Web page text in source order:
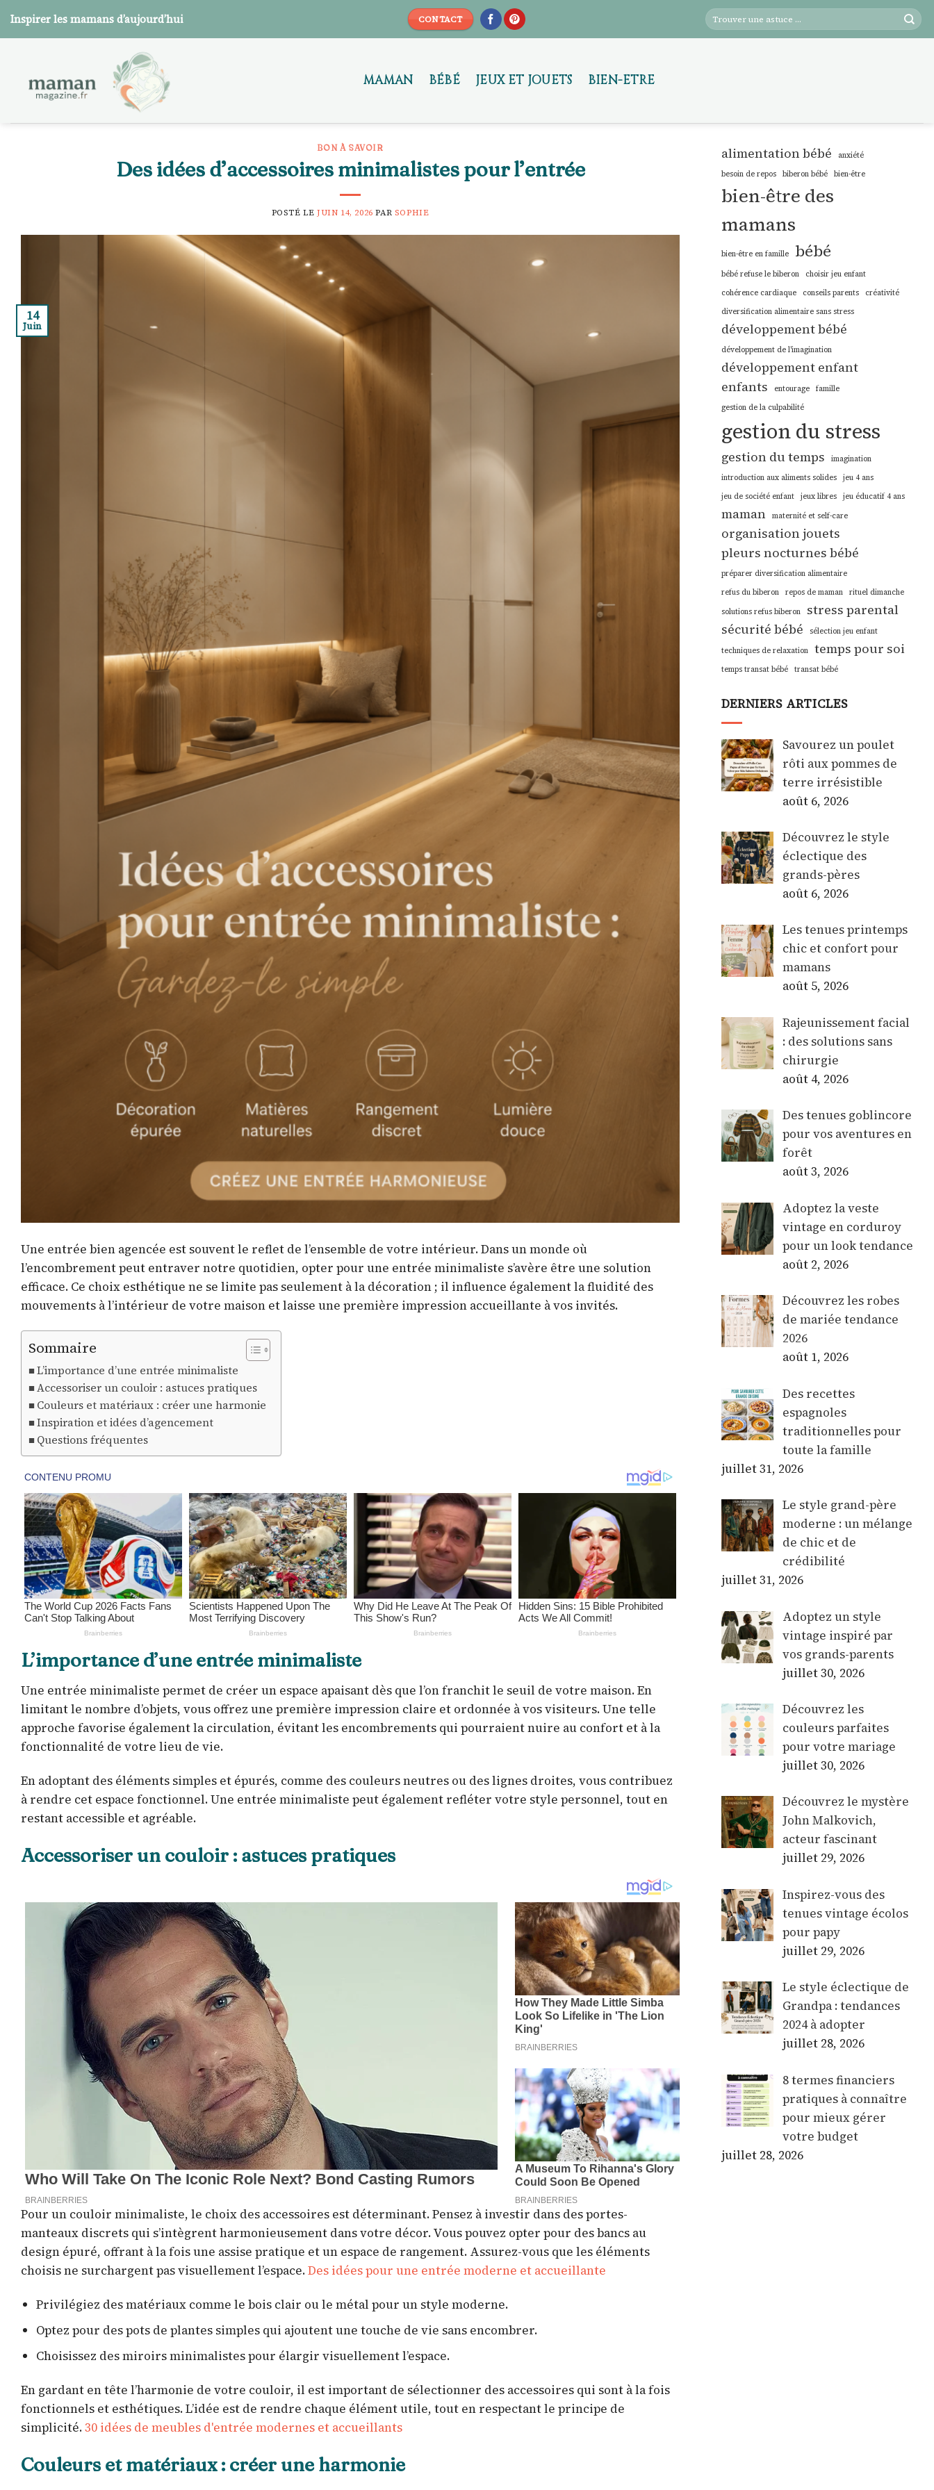
toInspirer les mamans d’aujourd’hui CONTACT
MAMAN BÉBÉ JEUX ET JOUETS BIEN-ÊTRE
BON À SAVOIR
Des idées d’accessoires minimalistes pour l’entrée
POSTÉ LEJUIN 14, 2026 PAR SOPHIE
14
Juin
Une entrée bien agencée est souvent le reflet de l’ensemble de votre intérieur. Dans un monde où
l’encombrement peut entraver notre quotidien, opter pour une entrée minimaliste s’avère être une solution
efficace. Ce choix esthétique ne se limite pas seulement à la décoration ; il influence également la fluidité des
mouvements à l’intérieur de votre maison et laisse une première impression accueillante à vos invités.
Sommaire
L’importance d’une entrée minimaliste
Accessoriser un couloir : astuces pratiques
Couleurs et matériaux : créer une harmonie
Inspiration et idées d’agencement
Questions fréquentes
L’importance d’une entrée minimaliste
Une entrée minimaliste permet de créer un espace apaisant dès que l’on franchit le seuil de votre maison. En
limitant le nombre d’objets, vous offrez une première impression claire et ordonnée à vos visiteurs. Une telle
approche favorise également la circulation, évitant les encombrements qui pourraient nuire au confort et à la
fonctionnalité de votre lieu de vie.
En adoptant des éléments simples et épurés, comme des couleurs neutres ou des lignes droites, vous contribuez
à rendre cet espace fonctionnel. Une entrée minimaliste peut également refléter votre style personnel, tout en
restant accessible et agréable.
Accessoriser un couloir : astuces pratiques
Pour un couloir minimaliste, le choix des accessoires est déterminant. Pensez à investir dans des portes-
manteaux discrets qui s’intègrent harmonieusement dans votre décor. Vous pouvez opter pour des bancs au
design épuré, offrant à la fois une assise pratique et un espace de rangement. Assurez-vous que les éléments
choisis ne surchargent pas visuellement l’espace.Des idées pour une entrée moderne et accueillante
Privilégiez des matériaux comme le bois clair ou le métal pour un style moderne.
Optez pour des pots de plantes simples qui ajoutent une touche de vie sans encombrer.
Choisissez des miroirs minimalistes pour élargir visuellement l’espace.
En gardant en tête l’harmonie de votre couloir, il est important de sélectionner des accessoires qui sont à la fois
fonctionnels et esthétiques. L’idée est de rendre chaque élément utile, tout en respectant le principe de
simplicité.30 idées de meubles d'entrée modernes et accueillants
Couleurs et matériaux : créer une harmonie
alimentation bébé
anxiété
besoin de repos biberon bébé bien-être
bien-être des
mamans
bien-être en famille bébé
bébé refuse le biberon
choisir jeu enfant
cohérence cardiaque
conseils parents
créativité
diversification alimentaire sans stress
développement bébé
développement de l'imagination
développement enfant
enfants
entourage famille
gestion de la culpabilité
gestion du stress
gestion du temps
imagination
introduction aux aliments solides jeu 4 ans
jeu de société enfant jeux libres jeu éducatif 4 ans
maman maternité et self-care
organisation jouets
pleurs nocturnes bébé
préparer diversification alimentaire
refus du biberon repos de maman rituel dimanche
solutions refus biberon
stress parental
sécurité bébé
sélection jeu enfant
techniques de relaxation temps pour soi
temps transat bébé transat bébé
DERNIERS ARTICLES
Savourez un poulet
rôti aux pommes de
terre irrésistible
août 6, 2026
Découvrez le style
éclectique des
grands-pères
août 6, 2026
Les tenues printemps
chic et confort pour
mamans
août 5, 2026
Rajeunissement facial
: des solutions sans
chirurgie
août 4, 2026
Des tenues goblincore
pour vos aventures en
forêt
août 3, 2026
Adoptez la veste
vintage en corduroy
pour un look tendance
août 2, 2026
Découvrez les robes
de mariée tendance
2026
août 1, 2026
Des recettes
espagnoles
traditionnelles pour
toute la famille
juillet 31, 2026
Le style grand-père
moderne : un mélange
de chic et de
crédibilité
juillet 31, 2026
Adoptez un style
vintage inspiré par
vos grands-parents
juillet 30, 2026
Découvrez les
couleurs parfaites
pour votre mariage
juillet 30, 2026
Découvrez le mystère
John Malkovich,
acteur fascinant
juillet 29, 2026
Inspirez-vous des
tenues vintage écolos
pour papy
juillet 29, 2026
Le style éclectique de
Grandpa : tendances
2024 à adopter
juillet 28, 2026
8 termes financiers
pratiques à connaître
pour mieux gérer
votre budget
juillet 28, 2026